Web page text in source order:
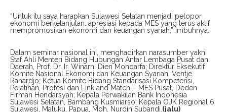
“Untuk itu saya harapkan Sulawesi Selatan menjadi pelopor
ekonomi berkelanjutan. apresiasi kepada MES yang terus aktif
mempromosikan ekonomi dan keuangan syariah,” imbuhnya.
Dalam seminar nasional ini, menghadirkan narasumber yakni
Staf Ahli Menteri Bidang Hubungan Antar Lembaga Pusat dan
Daerah, Prof. Dr. Ir. Winarni Dien Monoarfa; Direktur Eksekutif
Komite Nasional Ekonomi dan Keuangan Syariah, Ventje
Rahardjo; Ketua Komite Bidang Standarisasi Kompetensi,
Pelatihan, Profesi dan Link and Match – MES Pusat, Deden
Firman Hendarsyah; Kepala Perwakilan Bank Indonesia
Sulawesi Selatan, Bambang Kusmiarso; Kepala OJK Regional 6
Sulawesi, Maluku, Papua, Moh. Nurdin Subandi. (jalu)